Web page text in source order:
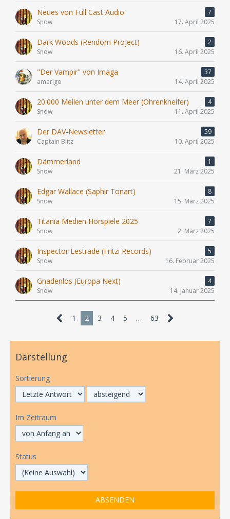
Neues von Full Cast Audio
7
Snow
17. April 2025
Dark Woods (Rendom Project)
2
Snow
16. April 2025
"Der Vampir" von Imaga
37
amerigo
14. April 2025
20.000 Meilen unter dem Meer (Ohrenkneifer)
4
Snow
11. April 2025
Der DAV-Newsletter
59
Captain Blitz
10. April 2025
Dämmerland
1
Snow
21. März 2025
Edgar Wallace (Saphir Tonart)
8
Snow
15. März 2025
Titania Medien Hörspiele 2025
7
Snow
2. März 2025
Inspector Lestrade (Fritzi Records)
5
Snow
16. Februar 2025
Gnadenlos (Europa Next)
4
Snow
14. Januar 2025
1 2 3 4 5 … 63
Darstellung
Sortierung
Im Zeitraum
Status